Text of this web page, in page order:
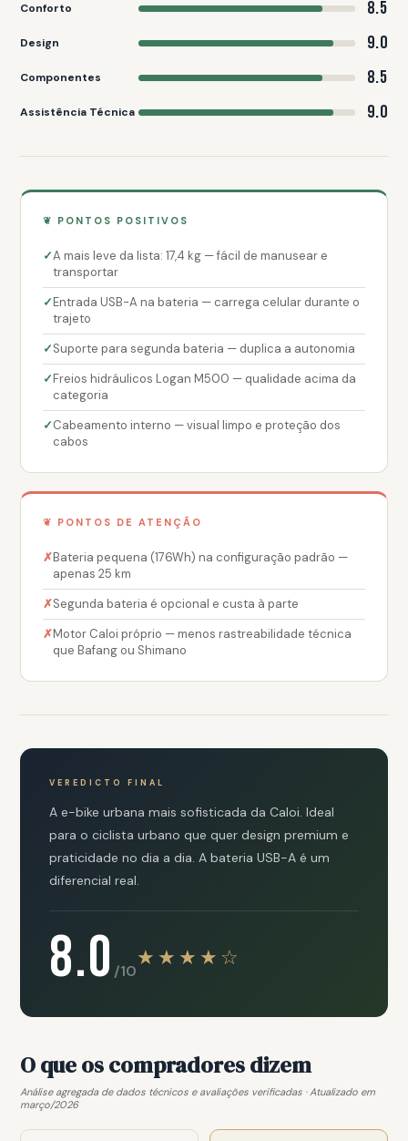
Conforto 8.5
Design 9.0
Componentes 8.5
Assistência Técnica 9.0
❦ PONTOS POSITIVOS
A mais leve da lista: 17,4 kg — fácil de manusear e
transportar
Entrada USB-A na bateria — carrega celular durante o
trajeto
Suporte para segunda bateria — duplica a autonomia
Freios hidráulicos Logan M500 — qualidade acima da
categoria
Cabeamento interno — visual limpo e proteção dos
cabos
❦ PONTOS DE ATENÇÃO
Bateria pequena (176Wh) na configuração padrão —
apenas 25 km
Segunda bateria é opcional e custa à parte
Motor Caloi próprio — menos rastreabilidade técnica
que Bafang ou Shimano
VEREDICTO FINAL
A e-bike urbana mais sofisticada da Caloi. Ideal
para o ciclista urbano que quer design premium e
praticidade no dia a dia. A bateria USB-A é um
diferencial real.
8.0/10
★★★★☆
O que os compradores dizem
Análise agregada de dados técnicos e avaliações verificadas · Atualizado em
março/2026